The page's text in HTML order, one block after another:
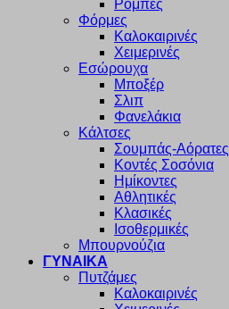
Ρόμπες
Φόρμες
Καλοκαιρινές
Χειμερινές
Εσώρουχα
Μποξέρ
Σλιπ
Φανελάκια
Κάλτσες
Σουμπάς-Αόρατες
Κοντές Σοσόνια
Ημίκοντες
Αθλητικές
Κλασικές
Ισοθερμικές
Μπουρνούζια
ΓΥΝΑΙΚΑ
Πυτζάμες
Καλοκαιρινές